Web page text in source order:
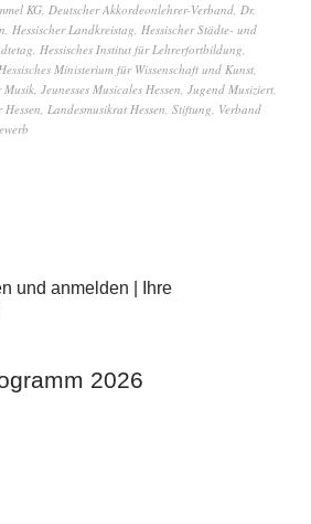
KG, Deutscher Akkordeonlehrer-Verband, Dr.
, Hessischer Landkreistag, Hessischer Städte- und
, Hessisches Institut für Lehrerfortbildung,
Ministerium für Wissenschaft und Kunst,
Musik, Jeunesses Musicales Hessen, Jugend Musiziert,
, Landesmusikrat Hessen, Stiftung, Verband
und anmelden | Ihre
2026